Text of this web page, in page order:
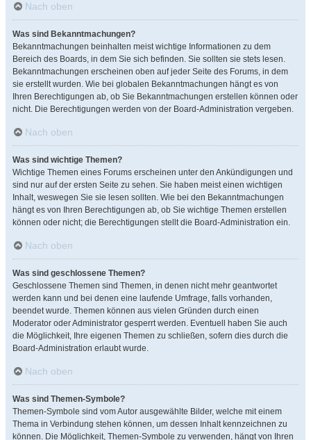
Nach oben
Was sind Bekanntmachungen?
Bekanntmachungen beinhalten meist wichtige Informationen zu dem
Bereich des Boards, in dem Sie sich befinden. Sie sollten sie stets lesen.
Bekanntmachungen erscheinen oben auf jeder Seite des Forums, in dem
sie erstellt wurden. Wie bei globalen Bekanntmachungen hängt es von
Ihren Berechtigungen ab, ob Sie Bekanntmachungen erstellen können oder
nicht. Die Berechtigungen werden von der Board-Administration vergeben.
Nach oben
Was sind wichtige Themen?
Wichtige Themen eines Forums erscheinen unter den Ankündigungen und
sind nur auf der ersten Seite zu sehen. Sie haben meist einen wichtigen
Inhalt, weswegen Sie sie lesen sollten. Wie bei den Bekanntmachungen
hängt es von Ihren Berechtigungen ab, ob Sie wichtige Themen erstellen
können oder nicht; die Berechtigungen stellt die Board-Administration ein.
Nach oben
Was sind geschlossene Themen?
Geschlossene Themen sind Themen, in denen nicht mehr geantwortet
werden kann und bei denen eine laufende Umfrage, falls vorhanden,
beendet wurde. Themen können aus vielen Gründen durch einen
Moderator oder Administrator gesperrt werden. Eventuell haben Sie auch
die Möglichkeit, Ihre eigenen Themen zu schließen, sofern dies durch die
Board-Administration erlaubt wurde.
Nach oben
Was sind Themen-Symbole?
Themen-Symbole sind vom Autor ausgewählte Bilder, welche mit einem
Thema in Verbindung stehen können, um dessen Inhalt kennzeichnen zu
können. Die Möglichkeit, Themen-Symbole zu verwenden, hängt von Ihren